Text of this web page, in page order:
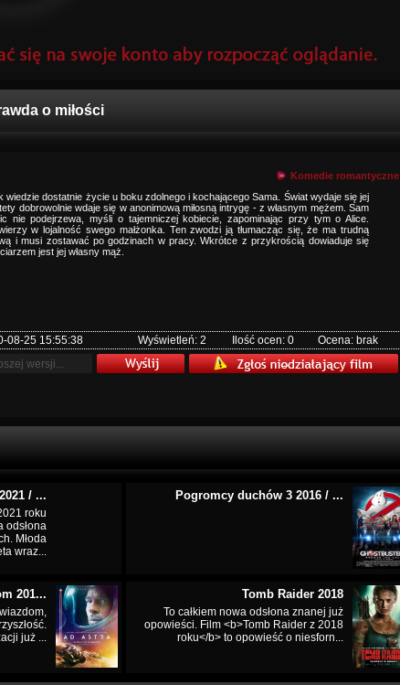
o miłości
Komedie romantyczne
wiedzie dostatnie życie u boku zdolnego i kochającego Sama. Świat wydaje się jej
dobrowolnie wdaje się w anonimową miłosną intrygę - z własnym mężem. Sam
nie podejrzewa, myśli o tajemniczej kobiecie, zapominając przy tym o Alice.
w lojalność swego małżonka. Ten zwodzi ją tłumacząc się, że ma trudną
i musi zostawać po godzinach w pracy. Wkrótce z przykrością dowiaduje się
jest jej własny mąż.
08-25 15:55:38 Wyświetleń: 2 Ilość ocen: 0 Ocena: brak
/ ...
roku
odsłona
Młoda
wraz...
Pogromcy duchów 3 2016 / ...
201...
już ...
Tomb Raider 2018
To całkiem nowa odsłona znanej już
opowieści. Film <b>Tomb Raider z 2018
roku</b> to opowieść o niesforn...